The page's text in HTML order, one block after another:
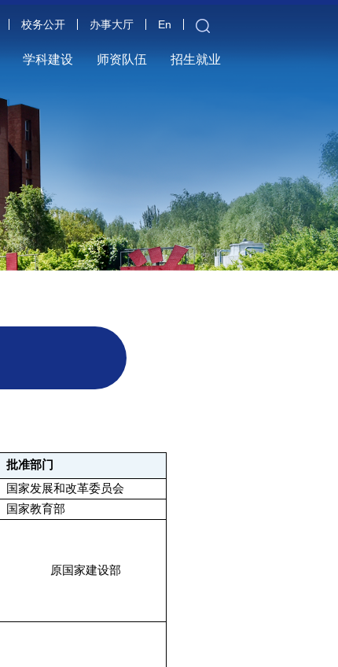
校务公开 办事大厅 En
学科建设 师资队伍 招生就业
批准部门
国家发展和改革委员会
国家教育部
原国家建设部